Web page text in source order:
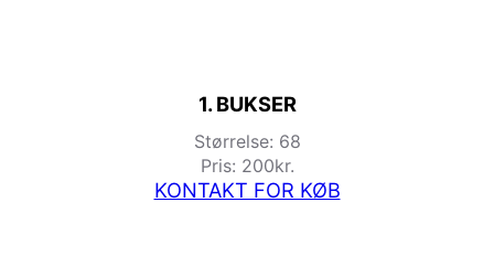
1. BUKSER
Størrelse: 68
Pris: 200kr.
KONTAKT FOR KØB